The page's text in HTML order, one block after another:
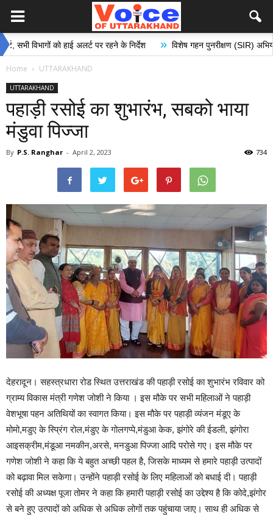
को हाई अलर्ट पर रहने के निर्देश » विशेष गहन पुनरीक्षण (SIR) अभियान के
Home UTTARAKHAND
UTTARAKHAND
पहाड़ी रसोई का शुभारंभ, सबको भाया
मंडुवा पिज्जा
By P.S. Ranghar - April 2, 2023 734
देहरादून। सहस्त्रधारा रोड स्थित उत्तराखंड की पहाड़ी रसोई का शुभारंभ रविवार को
ग्राम्य विकास मंत्री गणेश जोशी ने किया । इस मौके पर सभी महिलाओं ने पहाड़ी
वेशभूषा पहन अतिथियों का स्वागत किया। इस मौके पर पहाड़ी व्यंजन मंडूए के
मोमो,मडुए के स्प्रिंग रोल,मंडुए के गोलगप्पे,मंडुआ केक, झंगोरे की ईडली, झंगोरा
आइसक्रीम,मंडूआ नमकीन,अरसे, मनडुआ पिज्जा आदि परोसे गए। इस मौके पर
गणेश जोशी ने कहा कि ये बहुत अच्छी पहल है, जिसके माध्यम से हमारे पहाड़ी उत्पादों
को बढ़ावा मिल सकेगा। उन्होंने पहाड़ी रसोई के लिए महिलाओं को बधाई दी। पहाड़ी
रसोई की अध्यक्ष पूजा तोमर ने कहा कि हमारी पहाड़ी रसोई का उद्देश्य है कि कोदे,झंगोर
से बने हुए उत्पादों को अधिक से अधिक लोगों तक पहुंचाया जाए। साथ ही अधिक से